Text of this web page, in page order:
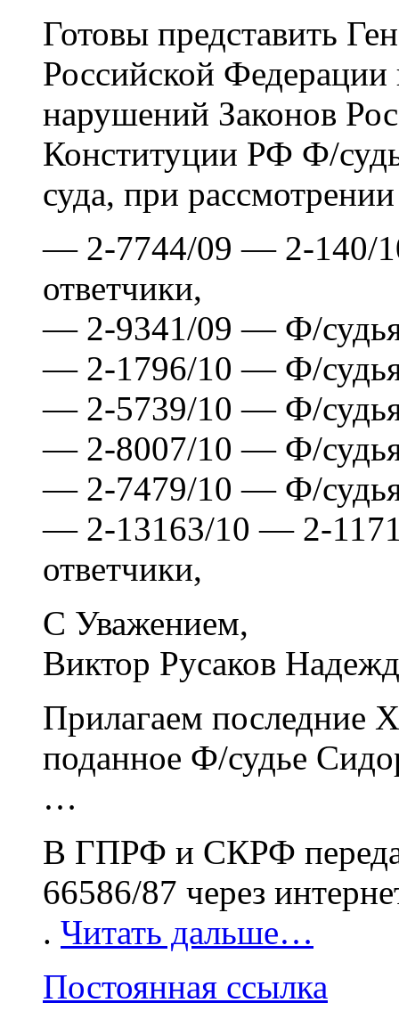
Готовы представить
Российской Федерации
нарушений Законов
Конституции РФ Ф/
суда, при
— 2-7744/09 — 2-140/
ответчики,
— 2-9341/09 — Ф/
— 2-1796/10 — Ф/
— 2-5739/10 — Ф/
— 2-8007/10 — Ф/судья
— 2-7479/10 — Ф/судья
— 2-13163/10 — 2-
ответчики,
С Уважением,
Виктор Русаков
Прилагаем последние
поданное Ф/судье
…
В ГПРФ и СКРФ
66586/87 через
. Читать дальше…
Постоянная ссылка